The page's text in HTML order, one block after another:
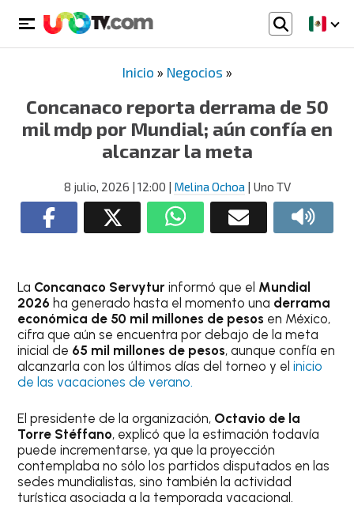
Inicio » Negocios »
Concanaco reporta derrama de 50
mil mdp por Mundial; aún confía en
alcanzar la meta
8 julio, 2026 | 12:00 | Melina Ochoa | Uno TV
La Concanaco Servytur informó que el Mundial
2026 ha generado hasta el momento una derrama
económica de 50 mil millones de pesos en México,
cifra que aún se encuentra por debajo de la meta
inicial de 65 mil millones de pesos, aunque confía en
alcanzarla con los últimos días del torneo y elinicio
de las vacaciones de verano.
El presidente de la organización, Octavio de la
Torre Stéffano, explicó que la estimación todavía
puede incrementarse, ya que la proyección
contemplaba no sólo los partidos disputados en las
sedes mundialistas, sino también la actividad
turística asociada a la temporada vacacional.